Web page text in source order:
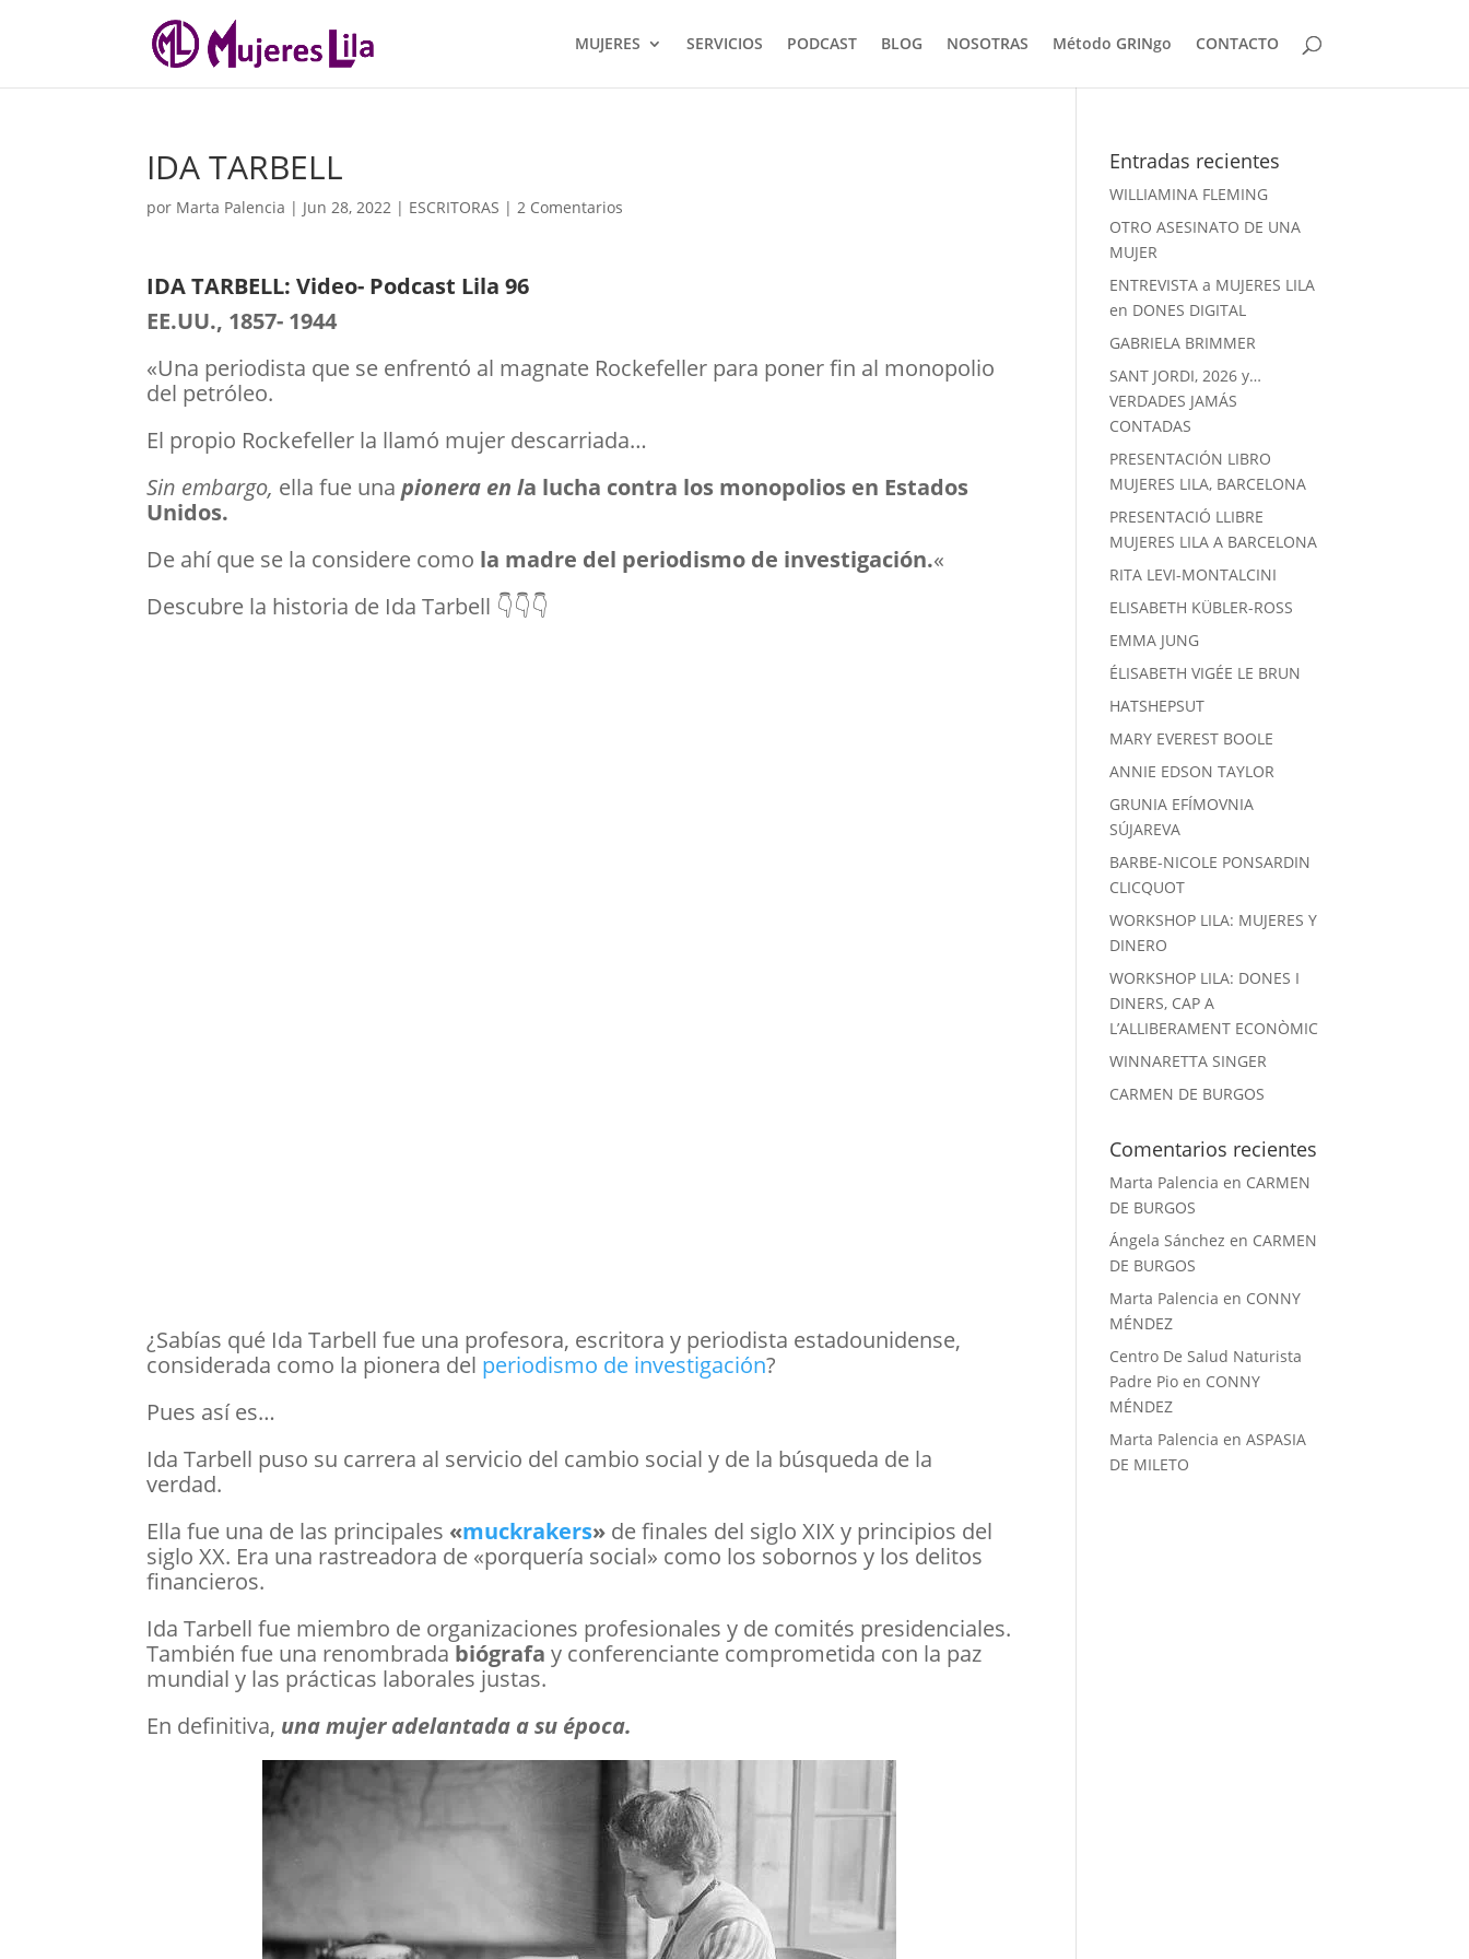
MUJERES SERVICIOS PODCAST BLOG NOSOTRAS Método GRINgo CONTACTO
IDA TARBELL
por Marta Palencia | Jun 28, 2022 | ESCRITORAS |2 Comentarios
IDA TARBELL: Video- Podcast Lila 96
EE.UU., 1857- 1944
«Una periodista que se enfrentó al magnate Rockefeller para poner fin al monopolio
del petróleo.
El propio Rockefeller la llamó mujer descarriada…
Sin embargo, ella fue una pionera en la lucha contra los monopolios en Estados
Unidos.
De ahí que se la considere como la madre del periodismo de investigación.«
Descubre la historia de Ida Tarbell 👇👇👇
¿Sabías qué Ida Tarbell fue una profesora, escritora y periodista estadounidense,
considerada como la pionera del periodismo de investigación?
Pues así es…
Ida Tarbell puso su carrera al servicio del cambio social y de la búsqueda de la
verdad.
Ella fue una de las principales «muckrakers» de finales del siglo XIX y principios del
siglo XX. Era una rastreadora de «porquería social» como los sobornos y los delitos
financieros.
Ida Tarbell fue miembro de organizaciones profesionales y de comités presidenciales.
También fue una renombrada biógrafa y conferenciante comprometida con la paz
mundial y las prácticas laborales justas.
En definitiva, una mujer adelantada a su época.
Entradas recientes
WILLIAMINA FLEMING
OTRO ASESINATO DE UNA
MUJER
ENTREVISTA a MUJERES LILA
en DONES DIGITAL
GABRIELA BRIMMER
SANT JORDI, 2026 y…
VERDADES JAMÁS
CONTADAS
PRESENTACIÓN LIBRO
MUJERES LILA, BARCELONA
PRESENTACIÓ LLIBRE
MUJERES LILA A BARCELONA
RITA LEVI-MONTALCINI
ELISABETH KÜBLER-ROSS
EMMA JUNG
ÉLISABETH VIGÉE LE BRUN
HATSHEPSUT
MARY EVEREST BOOLE
ANNIE EDSON TAYLOR
GRUNIA EFÍMOVNIA
SÚJAREVA
BARBE-NICOLE PONSARDIN
CLICQUOT
WORKSHOP LILA: MUJERES Y
DINERO
WORKSHOP LILA: DONES I
DINERS, CAP A
L’ALLIBERAMENT ECONÒMIC
WINNARETTA SINGER
CARMEN DE BURGOS
Comentarios recientes
Marta Palencia en CARMEN
DE BURGOS
Ángela Sánchez en CARMEN
DE BURGOS
Marta Palencia en CONNY
MÉNDEZ
Centro De Salud Naturista
Padre Pio en CONNY
MÉNDEZ
Marta Palencia enASPASIA
DE MILETO